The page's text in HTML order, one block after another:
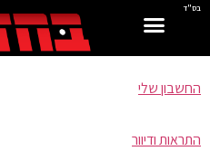
בס"ד
החשבון שלי
התראות ודיוור